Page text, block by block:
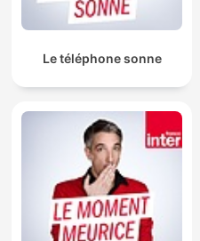
Le téléphone sonne